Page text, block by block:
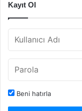
Kayıt Ol
Beni hatırla